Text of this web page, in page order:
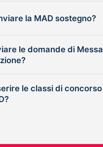
la MAD sostegno?
le domande di Messa
le classi di concorso